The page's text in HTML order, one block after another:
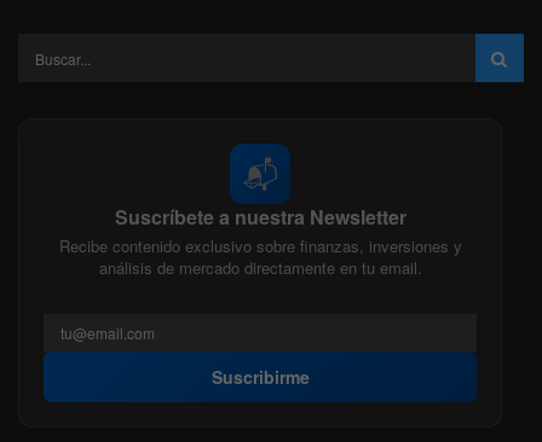
📬
Suscríbete a nuestra Newsletter
Recibe contenido exclusivo sobre finanzas, inversiones y
análisis de mercado directamente en tu email.
Suscribirme